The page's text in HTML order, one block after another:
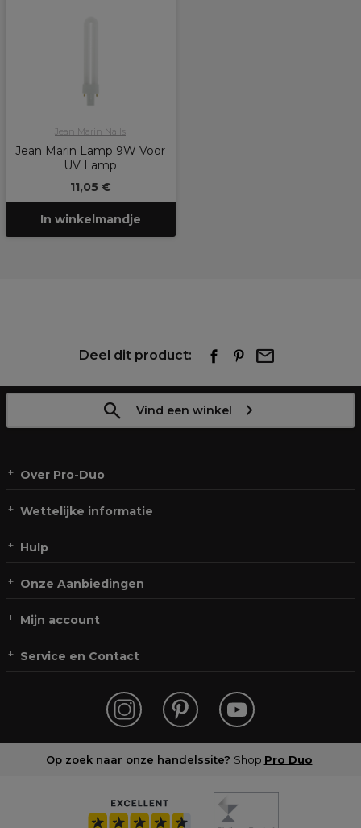
Jean Marin Nails
Jean Marin Lamp 9W Voor
UV Lamp
11,05 €
In winkelmandje
Deel dit product:
Vind een winkel
Over Pro-Duo
Wettelijke informatie
Hulp
Onze Aanbiedingen
Mijn account
Service en Contact
Op zoek naar onze handelssite? Shop Pro Duo